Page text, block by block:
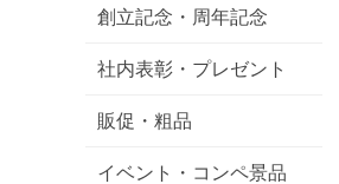
創立記念・周年記念
社内表彰・プレゼント
販促・粗品
イベント・コンペ景品